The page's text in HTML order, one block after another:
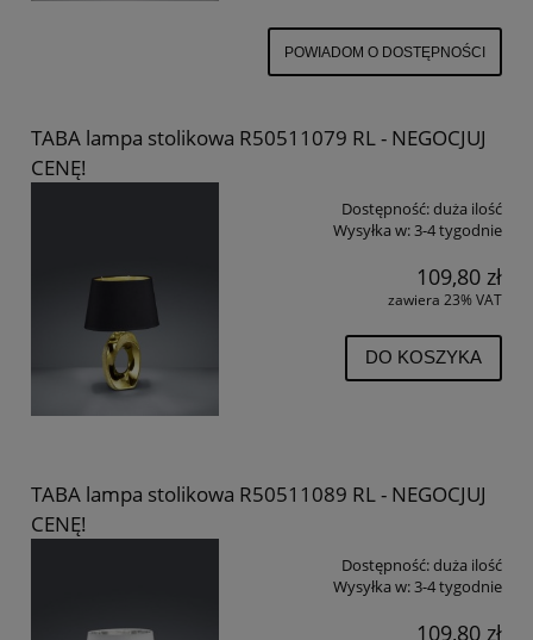
POWIADOM O DOSTĘPNOŚCI
TABA lampa stolikowa R50511079 RL - NEGOCJUJ
CENĘ!
Dostępność:duża ilość
Wysyłka w:3-4 tygodnie
109,80 zł
zawiera 23% VAT
DO KOSZYKA
TABA lampa stolikowa R50511089 RL - NEGOCJUJ
CENĘ!
Dostępność:duża ilość
Wysyłka w:3-4 tygodnie
109,80 zł